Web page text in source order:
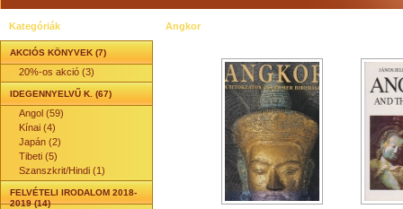
Kategóriák
AKCIÓS KÖNYVEK (7)
20%-os akció (3)
IDEGENNYELVŰ K. (67)
Angol (59)
Kínai (4)
Japán (2)
Tibeti (5)
Szanszkrit/Hindi (1)
FELVÉTELI IRODALOM 2018-
2019 (14)
Angkor